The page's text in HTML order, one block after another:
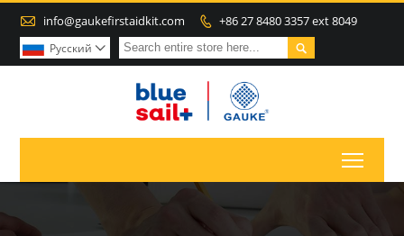
 info@gaukefirstaidkit.com  +86 27 8480 3357 ext 8049

Pусский 